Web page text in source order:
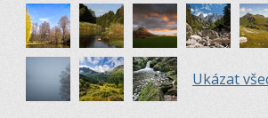
Ukázat